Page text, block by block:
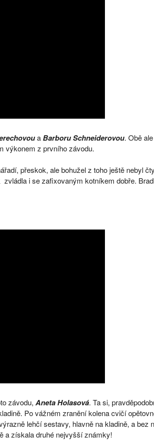
aBarboru Schneiderovou. Obě
výkonem z prvního závodu.
přeskok, ale bohužel z toho ještě nebyl
i se zafixovaným kotníkem dobře.
závodu, Aneta Holasová. Ta si,
Po vážném zranění kolena cvičí
lehčí sestavy, hlavně na kladině, a bez
a získala druhé nejvyšší známky!